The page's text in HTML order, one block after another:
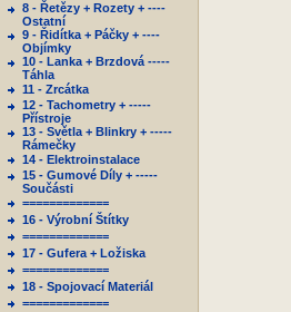
8 - Řetězy + Rozety + ----
Ostatní
9 - Řidítka + Páčky + ----
Objímky
10 - Lanka + Brzdová -----
Táhla
11 - Zrcátka
12 - Tachometry + -----
Přístroje
13 - Světla + Blinkry + -----
Rámečky
14 - Elektroinstalace
15 - Gumové Díly + -----
Součásti
=============
16 - Výrobní Štítky
=============
17 - Gufera + Ložiska
=============
18 - Spojovací Materiál
=============